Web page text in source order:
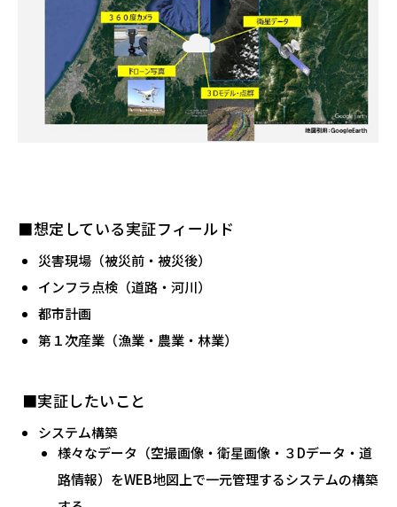
■想定している実証フィールド
災害現場（被災前・被災後）
インフラ点検（道路・河川）
都市計画
第１次産業（漁業・農業・林業）
■実証したいこと
システム構築
様々なデータ（空撮画像・衛星画像・３Dデータ・道
路情報）をWEB地図上で一元管理するシステムの構築